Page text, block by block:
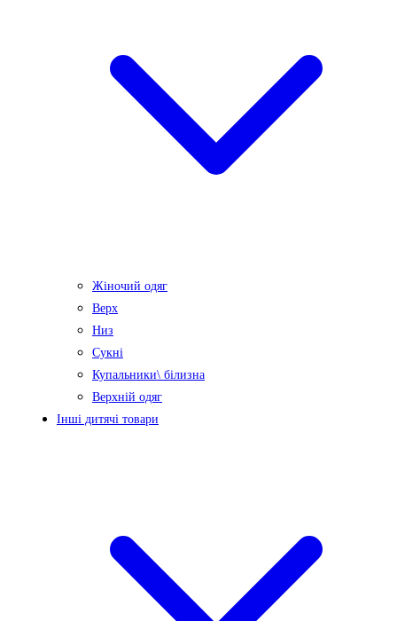
Жіночий одяг
Верх
Низ
Сукні
Купальники\ білизна
Верхній одяг
Інші дитячі товари